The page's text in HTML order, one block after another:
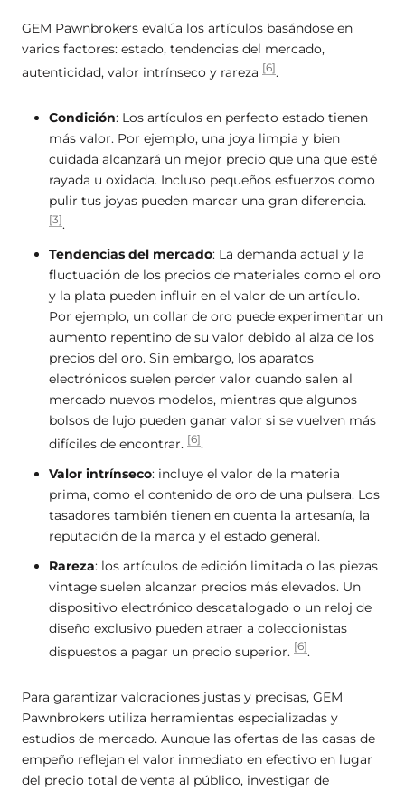
GEM Pawnbrokers evalúa los artículos basándose en
varios factores: estado, tendencias del mercado,
autenticidad, valor intrínseco y rareza [6].
Condición: Los artículos en perfecto estado tienen
más valor. Por ejemplo, una joya limpia y bien
cuidada alcanzará un mejor precio que una que esté
rayada u oxidada. Incluso pequeños esfuerzos como
pulir tus joyas pueden marcar una gran diferencia.
[3].
Tendencias del mercado: La demanda actual y la
fluctuación de los precios de materiales como el oro
y la plata pueden influir en el valor de un artículo.
Por ejemplo, un collar de oro puede experimentar un
aumento repentino de su valor debido al alza de los
precios del oro. Sin embargo, los aparatos
electrónicos suelen perder valor cuando salen al
mercado nuevos modelos, mientras que algunos
bolsos de lujo pueden ganar valor si se vuelven más
difíciles de encontrar. [6].
Valor intrínseco: incluye el valor de la materia
prima, como el contenido de oro de una pulsera. Los
tasadores también tienen en cuenta la artesanía, la
reputación de la marca y el estado general.
Rareza: los artículos de edición limitada o las piezas
vintage suelen alcanzar precios más elevados. Un
dispositivo electrónico descatalogado o un reloj de
diseño exclusivo pueden atraer a coleccionistas
dispuestos a pagar un precio superior. [6] .
Para garantizar valoraciones justas y precisas, GEM
Pawnbrokers utiliza herramientas especializadas y
estudios de mercado. Aunque las ofertas de las casas de
empeño reflejan el valor inmediato en efectivo en lugar
del precio total de venta al público, investigar de